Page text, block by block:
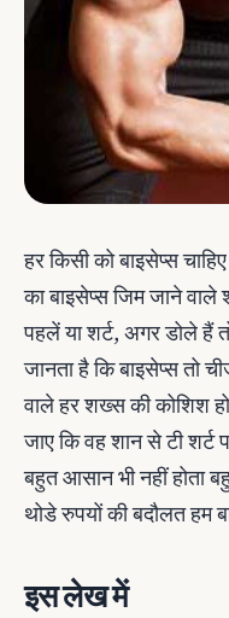
हर किसी को बाइसेप्स
का बाइसेप्स जिम जाने वाले
पहलें या शर्ट, अगर डोले
जानता है कि बाइसेप्स तो
वाले हर शख्स की कोशिश
जाए कि वह शान से टी
बहुत आसान भी नहीं होता
थोडे रुपयों की बदौलत हम
इस लेख में